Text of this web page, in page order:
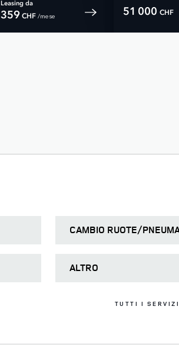
Leasing da
359 CHF /mese 51 000 CHF
CAMBIO RUOTE/
ALTRO
TUTTI I